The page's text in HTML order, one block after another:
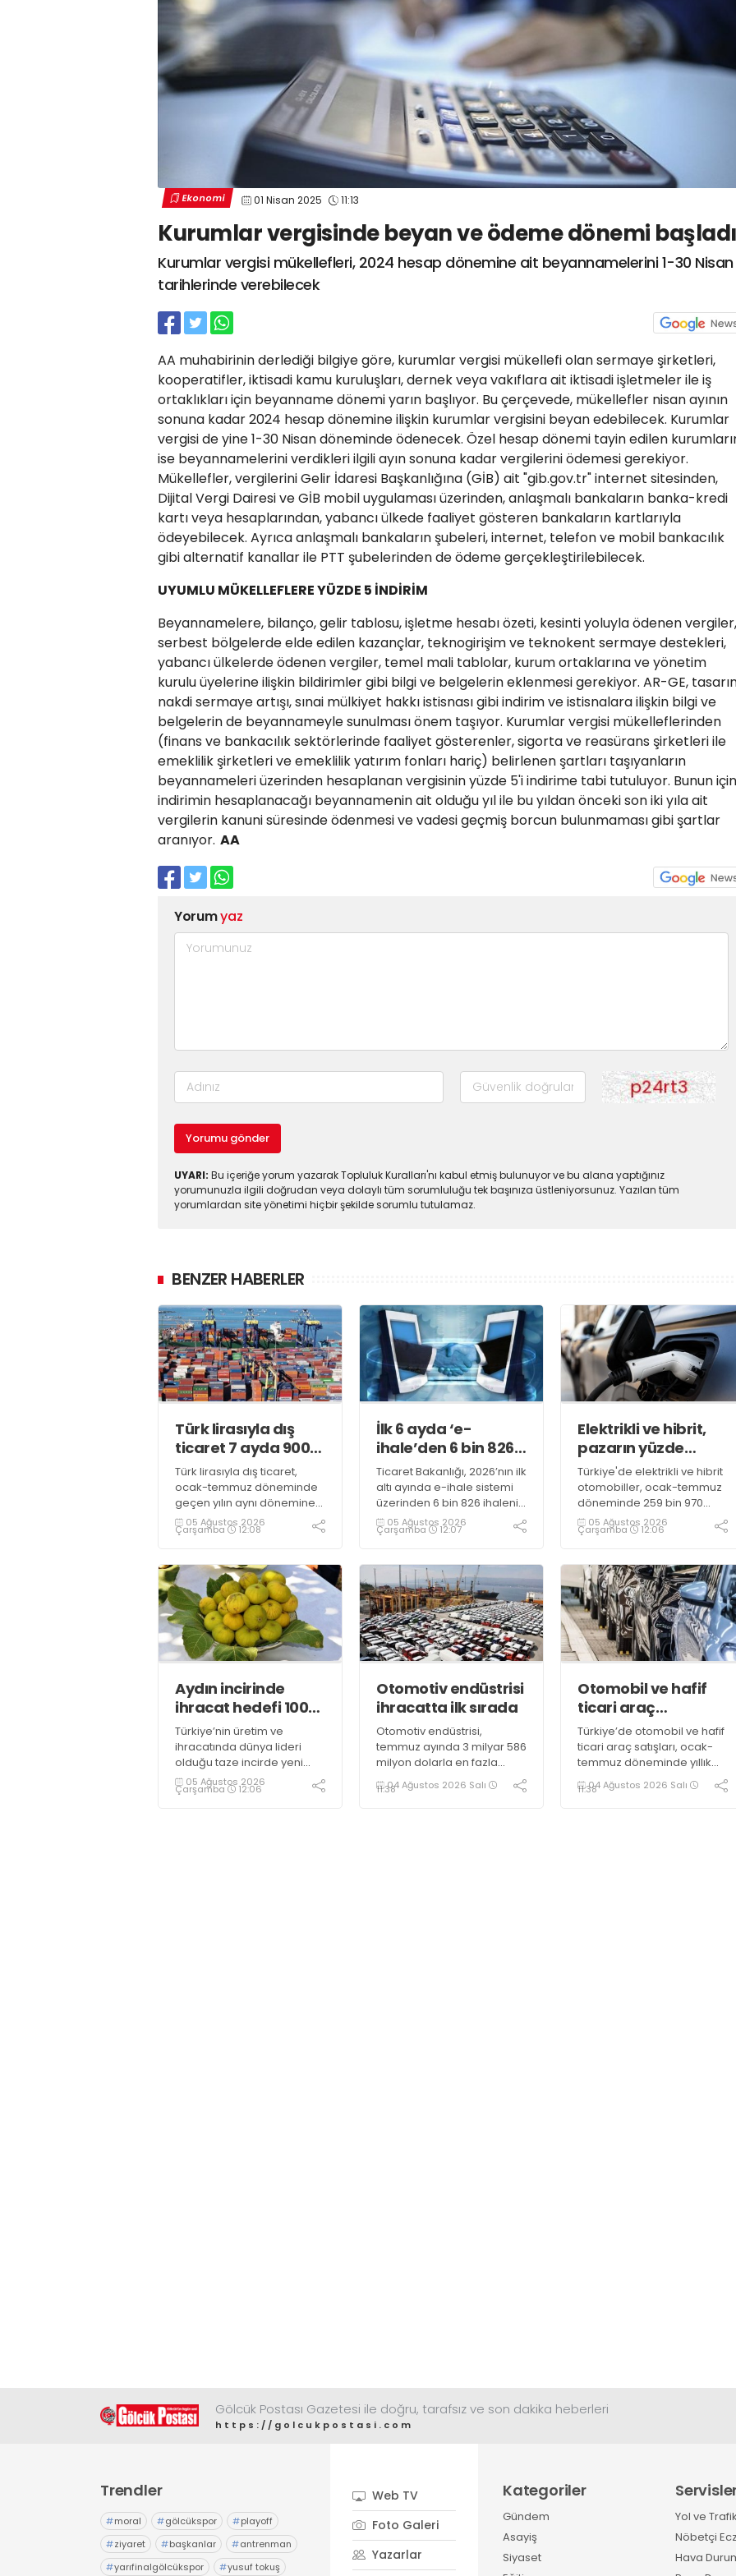
Ekonomi 01 Nisan 2025 11:13
Kurumlar vergisinde beyan ve ödeme dönemi başladı
Kurumlar vergisi mükellefleri, 2024 hesap dönemine ait beyannamelerini 1-30 Nisan
tarihlerinde verebilecek
AA muhabirinin derlediği bilgiye göre, kurumlar vergisi mükellefi olan sermaye şirketleri,
kooperatifler, iktisadi kamu kuruluşları, dernek veya vakıflara ait iktisadi işletmeler ile iş
ortaklıkları için beyanname dönemi yarın başlıyor. Bu çerçevede, mükellefler nisan ayının
sonuna kadar 2024 hesap dönemine ilişkin kurumlar vergisini beyan edebilecek. Kurumlar
vergisi de yine 1-30 Nisan döneminde ödenecek. Özel hesap dönemi tayin edilen
ise beyannamelerini verdikleri ilgili ayın sonuna kadar vergilerini ödemesi gerekiyor.
Mükellefler, vergilerini Gelir İdaresi Başkanlığına (GİB) ait "gib.gov.tr" internet sitesinden,
Dijital Vergi Dairesi ve GİB mobil uygulaması üzerinden, anlaşmalı bankaların banka-kredi
kartı veya hesaplarından, yabancı ülkede faaliyet gösteren bankaların kartlarıyla
ödeyebilecek. Ayrıca anlaşmalı bankaların şubeleri, internet, telefon ve mobil bankacılık
gibi alternatif kanallar ile PTT şubelerinden de ödeme gerçekleştirilebilecek.
UYUMLU MÜKELLEFLERE YÜZDE 5 İNDİRİM
Beyannamelere, bilanço, gelir tablosu, işletme hesabı özeti, kesinti yoluyla ödenen vergiler,
serbest bölgelerde elde edilen kazançlar, teknogirişim ve teknokent sermaye destekleri,
yabancı ülkelerde ödenen vergiler, temel mali tablolar, kurum ortaklarına ve yönetim
kurulu üyelerine ilişkin bildirimler gibi bilgi ve belgelerin eklenmesi gerekiyor. AR-GE,
nakdi sermaye artışı, sınai mülkiyet hakkı istisnası gibi indirim ve istisnalara ilişkin bilgi ve
belgelerin de beyannameyle sunulması önem taşıyor. Kurumlar vergisi mükelleflerinden
(finans ve bankacılık sektörlerinde faaliyet gösterenler, sigorta ve reasürans şirketleri ile
emeklilik şirketleri ve emeklilik yatırım fonları hariç) belirlenen şartları taşıyanların
beyannameleri üzerinden hesaplanan vergisinin yüzde 5'i indirime tabi tutuluyor. Bunun için
indirimin hesaplanacağı beyannamenin ait olduğu yıl ile bu yıldan önceki son iki yıla ait
vergilerin kanuni süresinde ödenmesi ve vadesi geçmiş borcun bulunmaması gibi şartlar
aranıyor. AA
Yorumyaz
Yorumu gönder
UYARI: Bu içeriğe yorum yazarak Topluluk Kuralları'nı kabul etmiş bulunuyor ve bu alana yaptığınız
yorumunuzla ilgili doğrudan veya dolaylı tüm sorumluluğu tek başınıza üstleniyorsunuz. Yazılan tüm
yorumlardan site yönetimi hiçbir şekilde sorumlu tutulamaz.
BENZER HABERLER
Türk lirasıyla dış
ticaret 7 ayda 900
milyar lirayı aştı
Türk lirasıyla dış ticaret,
ocak-temmuz döneminde
geçen yılın aynı dönemine
kıyasla yüzde 10,4 artarak,
916 milyar 966 milyon liraya
05 Ağustos 2026
Çarşamba 12:08
İlk 6 ayda ‘e-
ihale’den 6 bin 826
ihale sonuçlandı
Ticaret Bakanlığı, 2026’nın ilk
altı ayında e-ihale sistemi
üzerinden 6 bin 826 ihalenin
tamamlandığını, satışlardan
Hazine’ye 2,7 milyar liranın
edildiğini açıkladı
05 Ağustos 2026
Çarşamba 12:07
Elektrikli ve hibrit,
pazarın yüzde
51,7’sini oluşturdu
Türkiye'de elektrikli ve hibrit
otomobiller, ocak-temmuz
döneminde 259 bin 970
satışla toplam pazarın
yüzde 51,7'sini oluşturdu
05 Ağustos 2026
Çarşamba 12:06
Aydın incirinde
ihracat hedefi 100
milyon dolar
Türkiye’nin üretim ve
ihracatında dünya lideri
olduğu taze incirde yeni
sezon başladı. Aydın’ın
coğrafi işaretli Sarılop
05 Ağustos 2026
Çarşamba 12:06
Otomotiv endüstrisi
ihracatta ilk sırada
Otomotiv endüstrisi,
temmuz ayında 3 milyar 586
milyon dolarla en fazla
ihracata imza atan sektör
olarak kayıtlara geçti
04 Ağustos 2026 Salı
11:38
Otomobil ve hafif
ticari araç
pazarında daralma
Türkiye’de otomobil ve hafif
ticari araç satışları, ocak-
temmuz döneminde yıllık
bazda yüzde 10,72 azalarak
638 bin 965 oldu
04 Ağustos 2026 Salı
11:38
Gölcük Postası Gazetesi ile doğru, tarafsız ve son dakika heberleri
https://golcukpostasi.com
Trendler
#moral #gölcükspor #playoff
#ziyaret #başkanlar #antrenman
#yarıfinalgölcükspor #yusuf tokuş
Web TV
Foto Galeri
Yazarlar
Kategoriler
Gündem
Asayiş
Siyaset
Yol ve
Nöbetçi
Hava